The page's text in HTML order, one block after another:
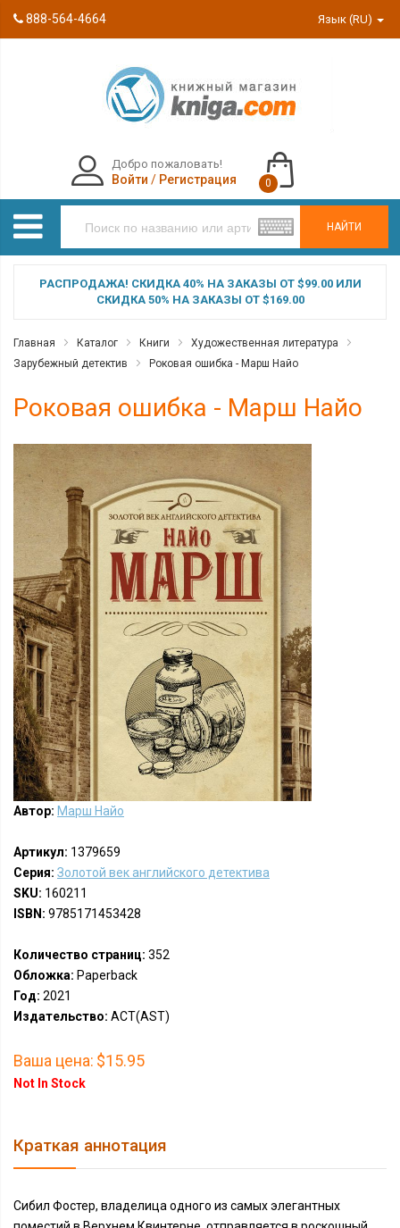
888-564-4664 Язык (RU)
НАЙТИ
Добро пожаловать!
Войти / Регистрация 0
РАСПРОДАЖА! СКИДКА 40% НА ЗАКАЗЫ ОТ $99.00 ИЛИ
СКИДКА 50% НА ЗАКАЗЫ ОТ $169.00
Главная Каталог Книги
Художественная литература
Зарубежный детектив
Роковая ошибка - Марш Найо
Роковая ошибка - Марш Найо
Автор: Марш Найо
Артикул: 1379659
Серия: Золотой век английского детектива
SKU: 160211
ISBN: 9785171453428
Количество страниц: 352
Обложка: Paperback
Год: 2021
Издательство: АСТ(AST)
Ваша цена: $15.95
Not In Stock
Краткая аннотация
Сибил Фостер, владелица одного из самых элегантных